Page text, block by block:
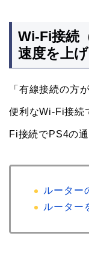
Wi-Fi接続
速度を上
「有線接続の方
便利なWi-Fi接続
Fi接続でPS4の
ルーター
ルーター